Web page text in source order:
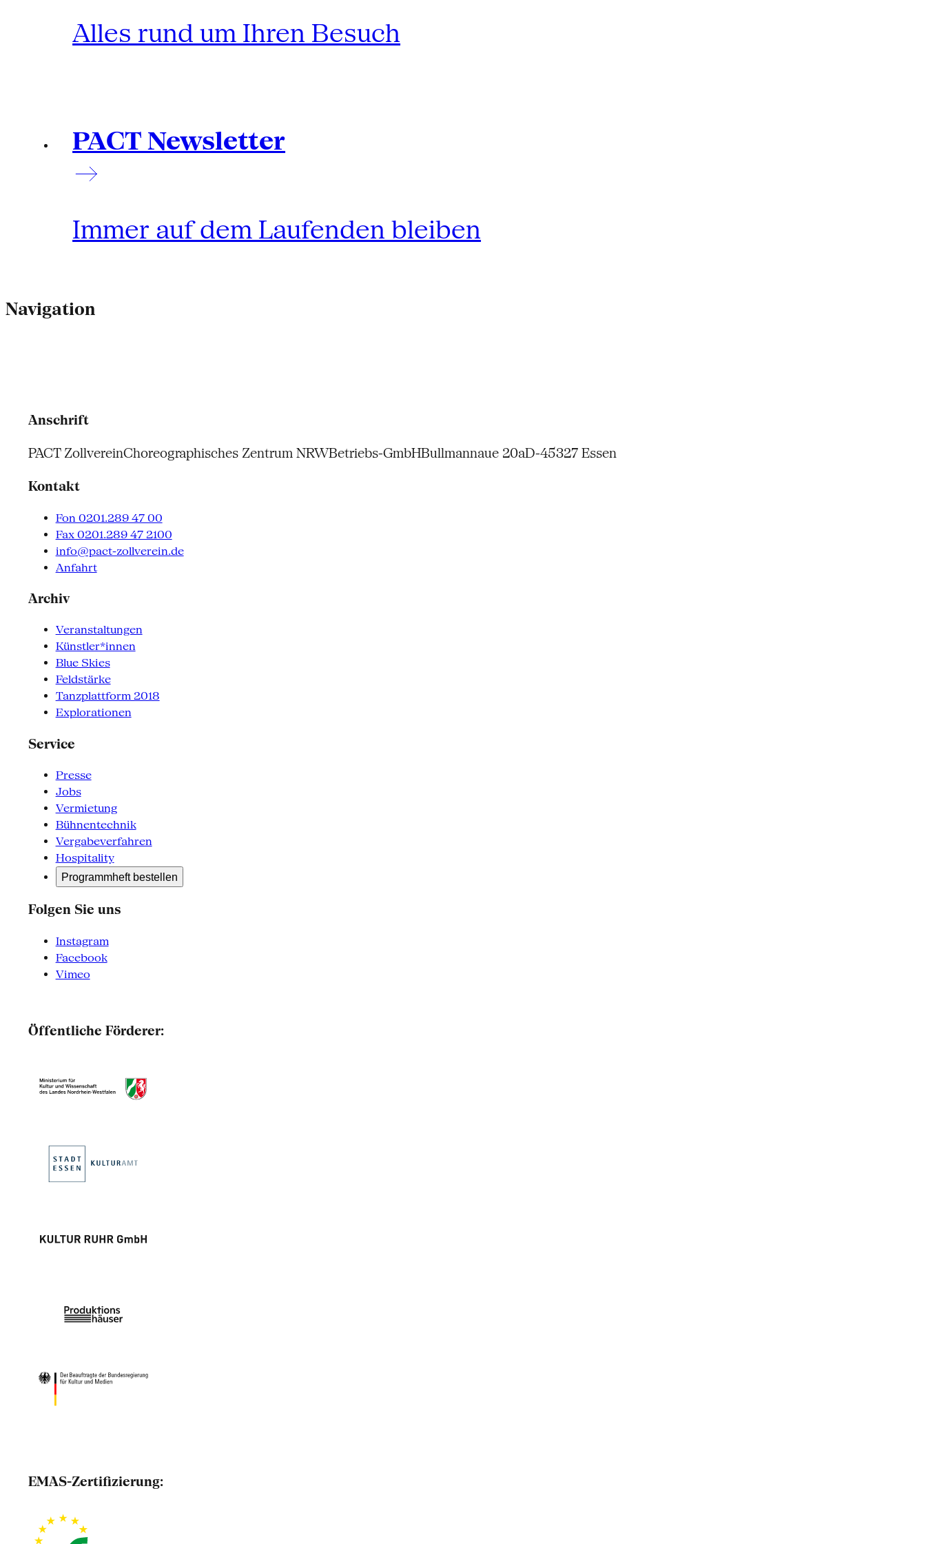
Alles rund um Ihren Besuch
PACT Newsletter
Immer auf dem Laufenden bleiben
Navigation
Anschrift
PACT ZollvereinChoreographisches Zentrum NRWBetriebs-GmbHBullmannaue 20aD-45327 Essen
Kontakt
Fon 0201.289 47 00
Fax 0201.289 47 2100
info@pact-zollverein.de
Anfahrt
Archiv
Veranstaltungen
Künstler*innen
Blue Skies
Feldstärke
Tanzplattform 2018
Explorationen
Service
Presse
Jobs
Vermietung
Bühnentechnik
Vergabeverfahren
Hospitality
Programmheft bestellen
Folgen Sie uns
Instagram
Facebook
Vimeo
Öffentliche Förderer:
EMAS-Zertifizierung: